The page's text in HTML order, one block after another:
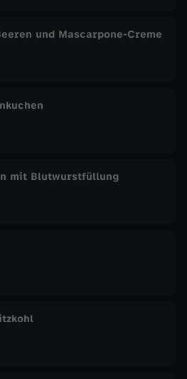
und Mascarpone-Creme
mit Blutwurstfüllung